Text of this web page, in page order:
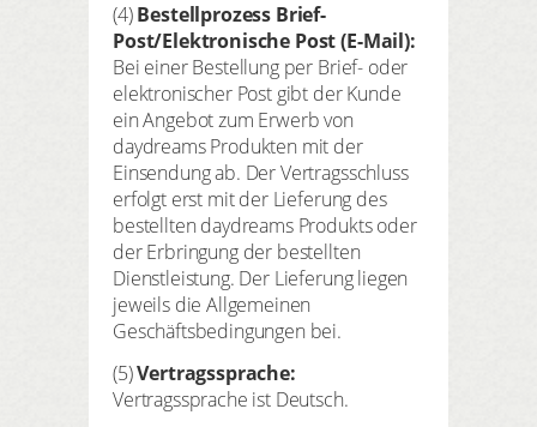
(4)Bestellprozess Brief-
Post/Elektronische Post (E-Mail):
Bei einer Bestellung per Brief- oder
elektronischer Post gibt der Kunde
ein Angebot zum Erwerb von
daydreams Produkten mit der
Einsendung ab. Der Vertragsschluss
erfolgt erst mit der Lieferung des
bestellten daydreams Produkts oder
der Erbringung der bestellten
Dienstleistung. Der Lieferung liegen
jeweils die Allgemeinen
Geschäftsbedingungen bei.
(5)Vertragssprache:
Vertragssprache ist Deutsch.